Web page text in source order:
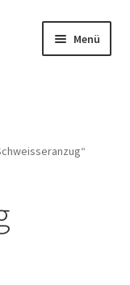
Menü